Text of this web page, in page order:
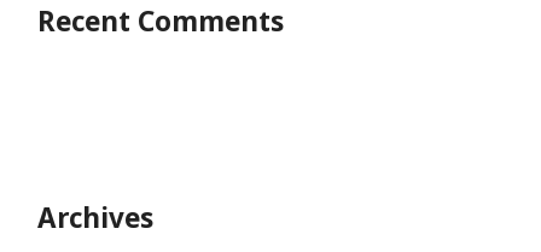
Recent Comments
Archives